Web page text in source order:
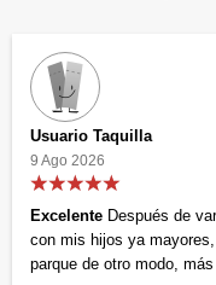
Usuario Taquilla
9 Ago 2026
Excelente Después de
con mis hijos ya
parque de otro modo,